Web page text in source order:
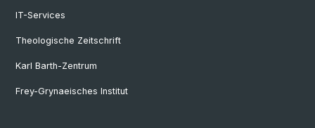
IT-Services
Theologische Zeitschrift
Karl Barth-Zentrum
Frey-Grynaeisches Institut